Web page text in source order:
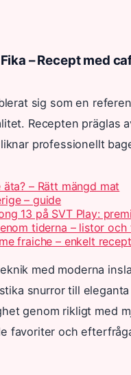
– Recept med
sig som en
Recepten präglas
professionellt
– Rätt mängd mat
– guide
13 på SVT Play:
tiderna – listor och
fraiche – enkelt recept
med moderna
snurror till
genom rikligt med
favoriter och